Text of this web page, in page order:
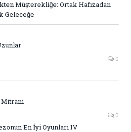
Müşterekliğe: Ortak Hafızadan
Geleceğe
0
Mitrani
0
En İyi Oyunları IV